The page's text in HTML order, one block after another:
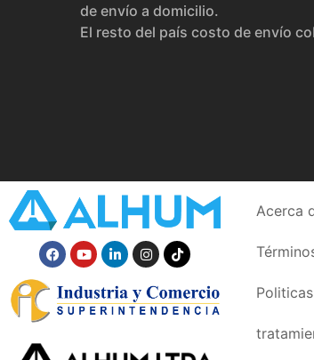
de envío a domicilio.
El resto del país costo de envío
Acerca